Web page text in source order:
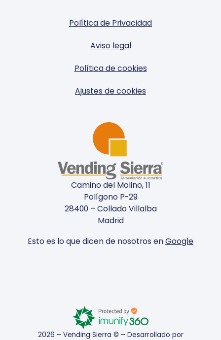
Política de Privacidad
Aviso legal
Política de cookies
Ajustes de cookies
Camino del Molino, 11
Polígono P-29
28400 – Collado Villalba
Madrid
Esto es lo que dicen de nosotros enGoogle
2026 – Vending Sierra © – Desarrollado por